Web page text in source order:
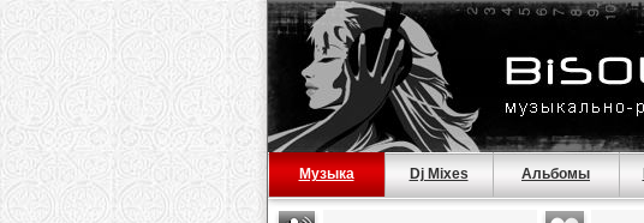
Музыка Dj Mixes Альбомы